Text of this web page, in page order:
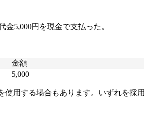
5,000円を現金で支払った。
金額
5,000
用する場合もあります。いずれを採